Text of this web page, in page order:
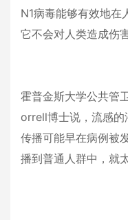
N1病毒能够有效地在
它不会对人类造成伤害
霍普金斯大学公共管
orrell博士说，流感的
传播可能早在病例被
播到普通人群中，就